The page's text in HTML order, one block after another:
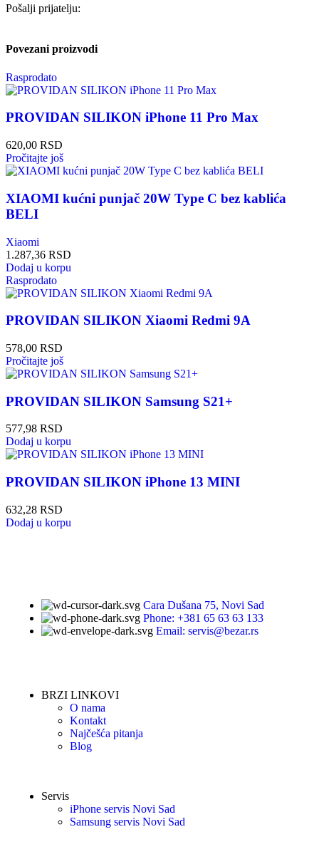
Pošalji prijatelju:
Povezani proizvodi
Rasprodato
PROVIDAN SILIKON iPhone 11 Pro Max
620,00 RSD
Pročitajte još
XIAOMI kućni punjač 20W Type C bez kablića
BELI
Xiaomi
1.287,36 RSD
Dodaj u korpu
Rasprodato
PROVIDAN SILIKON Xiaomi Redmi 9A
578,00 RSD
Pročitajte još
PROVIDAN SILIKON Samsung S21+
577,98 RSD
Dodaj u korpu
PROVIDAN SILIKON iPhone 13 MINI
632,28 RSD
Dodaj u korpu
Cara Dušana 75, Novi Sad
Phone: +381 65 63 63 133
Email: servis@bezar.rs
BRZI LINKOVI
O nama
Kontakt
Najčešća pitanja
Blog
Servis
iPhone servis Novi Sad
Samsung servis Novi Sad